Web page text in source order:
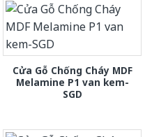
Cửa Gỗ Chống Cháy MDF
Melamine P1 van kem-
SGD